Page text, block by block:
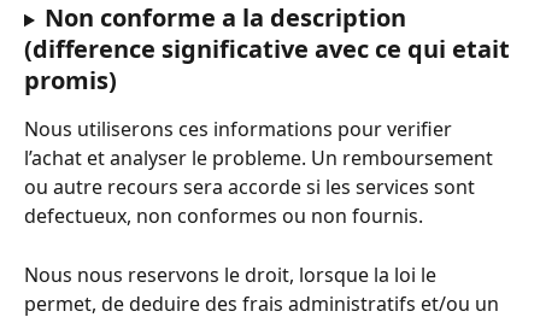
Non conforme a la description
(difference significative avec ce qui etait
promis)
Nous utiliserons ces informations pour verifier
l’achat et analyser le probleme. Un remboursement
ou autre recours sera accorde si les services sont
defectueux, non conformes ou non fournis.
Nous nous reservons le droit, lorsque la loi le
permet, de deduire des frais administratifs et/ou un